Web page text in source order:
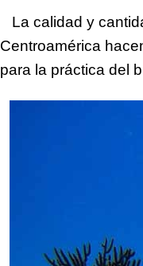
La calidad y
Centroamérica
para la práctica del